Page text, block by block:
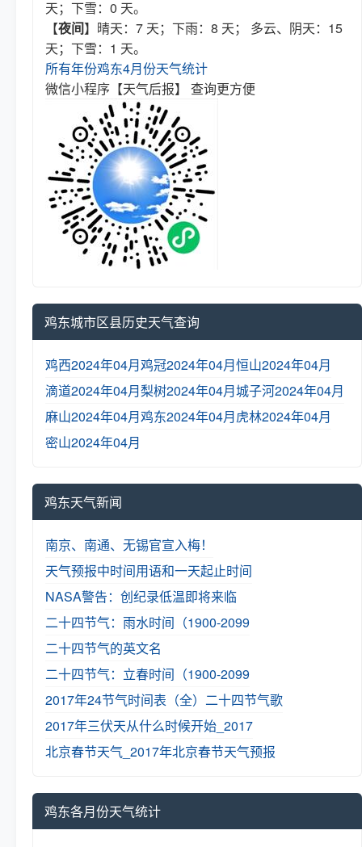
天；下雪：0 天。
【夜间】晴天：7 天；下雨：8 天； 多云、阴天：15
天；下雪：1 天。
所有年份鸡东4月份天气统计
微信小程序【天气后报】 查询更方便
鸡东城市区县历史天气查询
鸡西2024年04月鸡冠2024年04月恒山2024年04月
滴道2024年04月梨树2024年04月城子河2024年04月
麻山2024年04月鸡东2024年04月虎林2024年04月
密山2024年04月
鸡东天气新闻
南京、南通、无锡官宣入梅！
天气预报中时间用语和一天起止时间
NASA警告：创纪录低温即将来临
二十四节气：雨水时间（1900-2099
二十四节气的英文名
二十四节气：立春时间（1900-2099
2017年24节气时间表（全） 二十四节气歌
2017年三伏天从什么时候开始_2017
北京春节天气_2017年北京春节天气预报
鸡东各月份天气统计